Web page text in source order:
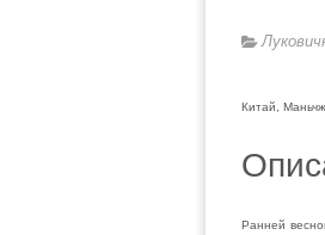
Китай,
Ранней